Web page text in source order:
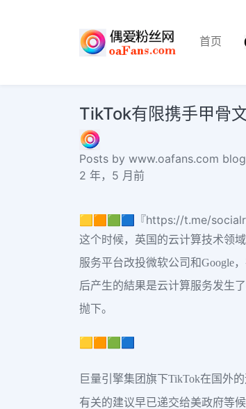
首页
TikTok有限携手甲骨
Posts by www.oafans.com blog
2 年，5 月前
🟨🟧🟩🟦『https://t.me/
这个时候，英国的云计算技术领
服务平台改投微软公司和Google
后产生的結果是云计算服务发生
抛下。
🟨🟧🟩🟦
巨量引擎集团旗下TikTok在国外
有关的建议早已递交给美政府等